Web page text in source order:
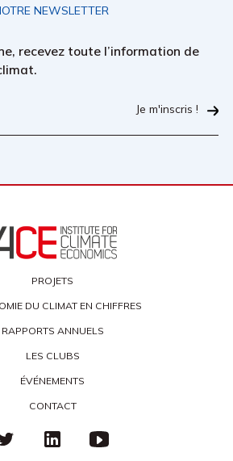
NEWSLETTER
recevez toute l’information de
Je m'inscris !
PROJETS
DU CLIMAT EN CHIFFRES
RAPPORTS ANNUELS
LES CLUBS
ÉVÉNEMENTS
CONTACT